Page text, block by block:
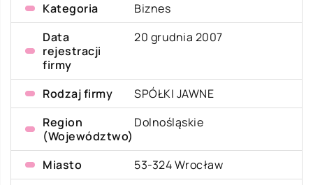
Kategoria
Biznes
Data
rejestracji
firmy
20 grudnia 2007
Rodzaj firmy
SPÓŁKI JAWNE
Region
(Województwo)
Dolnośląskie
Miasto
53-324 Wrocław